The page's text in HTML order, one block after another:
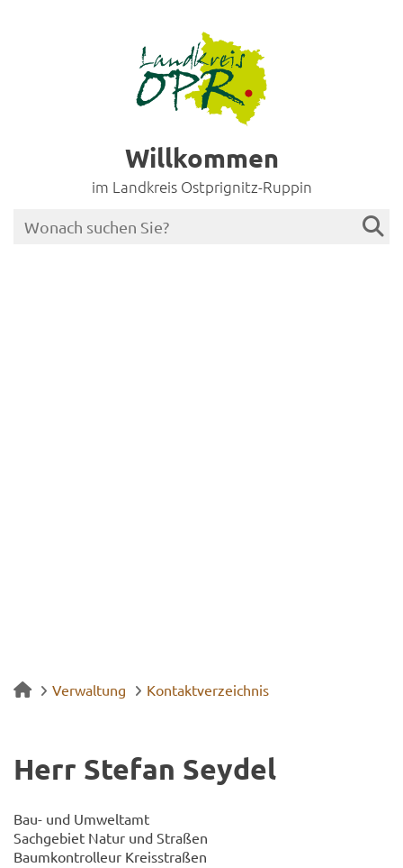
Willkommen
im Landkreis Ostprignitz-Ruppin
Verwaltung Kontaktverzeichnis
Herr Ste­fan Sey­del
Bau- und Um­welt­amt
Sach­ge­biet Natur und Stra­ßen
Baum­kon­trol­leur Kreis­stra­ßen